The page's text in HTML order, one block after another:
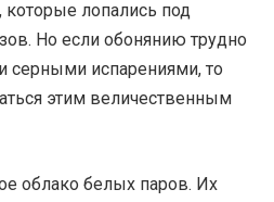
лопались под
Но если обонянию трудно
серными испарениями, то
этим величественным
облако белых паров. Их